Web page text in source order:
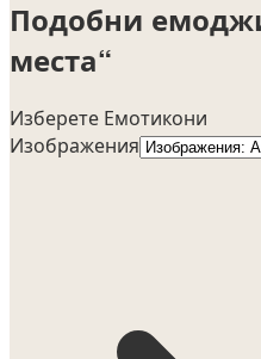
Подобни
места“
Изберете Емотикони
Изображения